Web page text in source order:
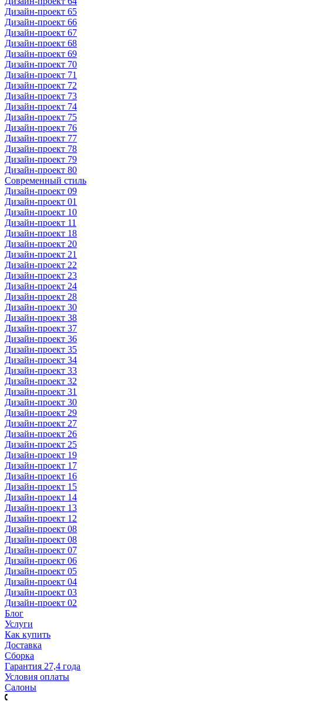
Дизайн-проект 65
Дизайн-проект 66
Дизайн-проект 67
Дизайн-проект 68
Дизайн-проект 69
Дизайн-проект 70
Дизайн-проект 71
Дизайн-проект 72
Дизайн-проект 73
Дизайн-проект 74
Дизайн-проект 75
Дизайн-проект 76
Дизайн-проект 77
Дизайн-проект 78
Дизайн-проект 79
Дизайн-проект 80
Современный стиль
Дизайн-проект 09
Дизайн-проект 01
Дизайн-проект 10
Дизайн-проект 11
Дизайн-проект 18
Дизайн-проект 20
Дизайн-проект 21
Дизайн-проект 22
Дизайн-проект 23
Дизайн-проект 24
Дизайн-проект 28
Дизайн-проект 30
Дизайн-проект 38
Дизайн-проект 37
Дизайн-проект 36
Дизайн-проект 35
Дизайн-проект 34
Дизайн-проект 33
Дизайн-проект 32
Дизайн-проект 31
Дизайн-проект 30
Дизайн-проект 29
Дизайн-проект 27
Дизайн-проект 26
Дизайн-проект 25
Дизайн-проект 19
Дизайн-проект 17
Дизайн-проект 16
Дизайн-проект 15
Дизайн-проект 14
Дизайн-проект 13
Дизайн-проект 12
Дизайн-проект 08
Дизайн-проект 08
Дизайн-проект 07
Дизайн-проект 06
Дизайн-проект 05
Дизайн-проект 04
Дизайн-проект 03
Дизайн-проект 02
Блог
Услуги
Как купить
Доставка
Сборка
Гарантия 27,4 года
Условия оплаты
Салоны